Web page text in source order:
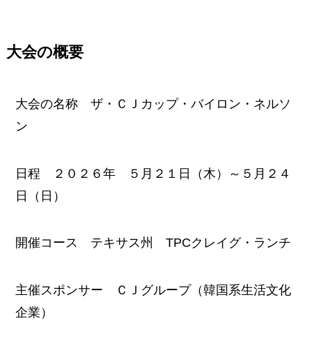
大会の概要
大会の名称 ザ・ＣＪカップ・バイロン・ネルソ
ン
日程 ２０２６年 ５月２１日（木）～５月２４
日（日）
開催コース テキサス州 TPCクレイグ・ランチ
主催スポンサー ＣＪグループ（韓国系生活文化
企業）